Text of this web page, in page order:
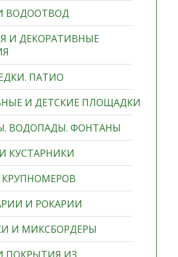
ВОДООТВОД
И ДЕКОРАТИВНЫЕ
ПАТИО
И ДЕТСКИЕ ПЛОЩАДКИ
ВОДОПАДЫ. ФОНТАНЫ
КУСТАРНИКИ
КРУПНОМЕРОВ
И РОКАРИИ
И МИКСБОРДЕРЫ